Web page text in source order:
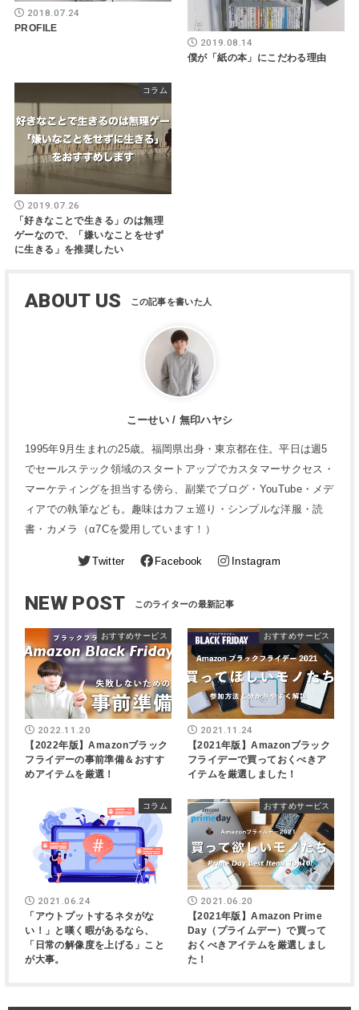
2018.07.24
PROFILE
2019.08.14
僕が「紙の本」にこだわる理由
コラム
2019.07.26
「好きなことで生きる」のは無理
ゲーなので、「嫌いなことをせず
に生きる」を推奨したい
ABOUT US
こーせい / 無印ハヤシ
1995年9月生まれの25歳。福岡県出身・東京都在住。平日は週5
でセールステック領域のスタートアップでカスタマーサクセス・
マーケティングを担当する傍ら、副業でブログ・YouTube・メデ
ィアでの執筆なども。趣味はカフェ巡り・シンプルな洋服・読
書・カメラ（α7Cを愛用しています！）
Twitter Facebook Instagram
NEW POST
おすすめサービス
2022.11.20
【2022年版】Amazonブラック
フライデーの事前準備＆おすす
めアイテムを厳選！
おすすめサービス
2021.11.24
【2021年版】Amazonブラック
フライデーで買っておくべきア
イテムを厳選しました！
コラム
2021.06.24
「アウトプットするネタがな
い！」と嘆く暇があるなら、
「日常の解像度を上げる」こと
が大事。
おすすめサービス
2021.06.20
【2021年版】Amazon Prime
Day（プライムデー）で買って
おくべきアイテムを厳選しまし
た！